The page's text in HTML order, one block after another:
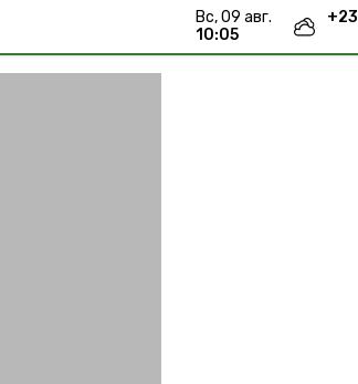
вс, 09 авг.
10:05
+23